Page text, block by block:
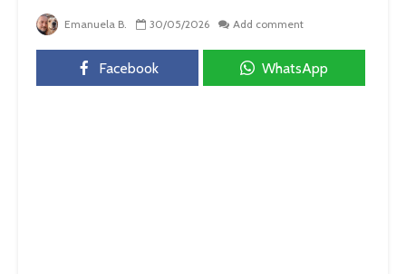
Emanuela B. 30/05/2026 Add comment
Facebook WhatsApp